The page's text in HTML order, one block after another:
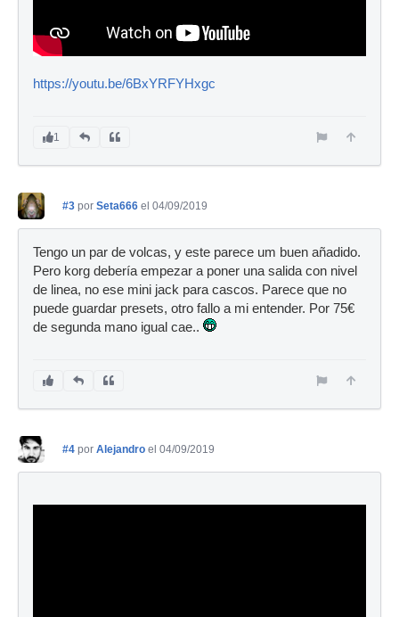
https://youtu.be/6BxYRFYHxgc
1
#3 por Seta666 el 04/09/2019
Tengo un par de volcas, y este parece um buen añadido.
Pero korg debería empezar a poner una salida con nivel
de linea, no ese mini jack para cascos. Parece que no
puede guardar presets, otro fallo a mi entender. Por 75€
de segunda mano igual cae..
#4 por Alejandro el 04/09/2019